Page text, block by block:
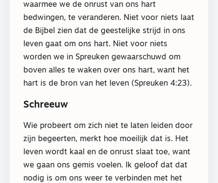
waarmee we de onrust van ons hart
bedwingen, te veranderen. Niet voor niets laat
de Bijbel zien dat de geestelijke strijd in ons
leven gaat om ons hart. Niet voor niets
worden we in Spreuken gewaarschuwd om
boven alles te waken over ons hart, want het
hart is de bron van het leven (Spreuken 4:23).
Schreeuw
Wie probeert om zich niet te laten leiden door
zijn begeerten, merkt hoe moeilijk dat is. Het
leven wordt kaal en de onrust slaat toe, want
we gaan ons gemis voelen. Ik geloof dat dat
nodig is om ons weer te verbinden met het